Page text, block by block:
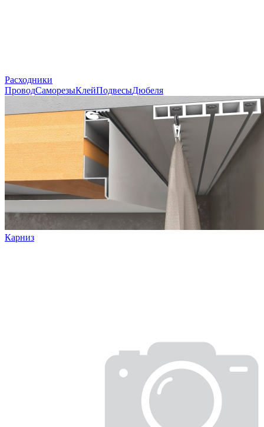
Расходники
ПроводСаморезыКлейПодвесыДюбеля
Карниз